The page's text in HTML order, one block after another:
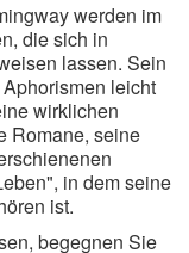
werden im
die sich in
lassen. Sein
leicht
wirklichen
Romane, seine
in dem seine
ist.
begegnen Sie